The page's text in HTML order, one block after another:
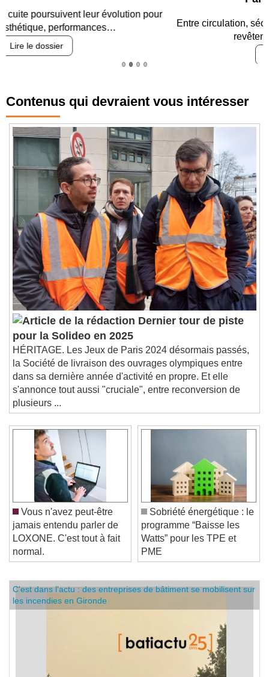
Entre circulation, sécurisation des accès, durabilité des
Contenus qui devraient vous intéresser
Dernier tour de piste
pour la Solideo en 2025
HÉRITAGE. Les Jeux de Paris 2024 désormais passés,
la Société de livraison des ouvrages olympiques entre
dans sa dernière année d'activité en propre. Et elle
s'annonce tout aussi "cruciale", entre reconversion de
plusieurs ...
Vous n'avez peut-être
jamais entendu parler de
LOXONE. C'est tout à fait
normal.
Sobriété énergétique : le
programme “Baisse les
Watts” pour les TPE et
PME
C'est dans l'actu : des entreprises de bâtiment se mobilisent sur
les incendies en Gironde